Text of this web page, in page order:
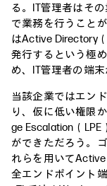
る。IT管理者はそ
で業務を行うこと
はActive Directory
発行するという極
め、IT管理者の端
当該企業ではエン
り、仮に低い権限
ge Escalation（
ができただろう。
れらを用いて
全エンドポイント